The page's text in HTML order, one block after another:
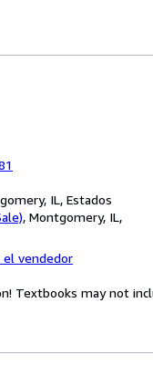
IL, Estados
, Montgomery, IL,
el vendedor
Textbooks may not